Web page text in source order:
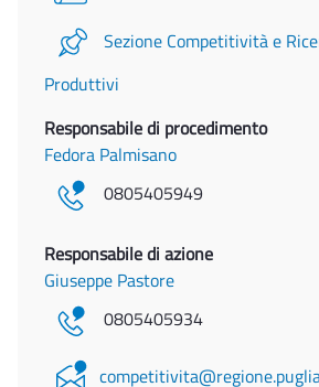
Sezione Competitività e
Produttivi
Responsabile di procedimento
Fedora Palmisano
0805405949
Responsabile di azione
Giuseppe Pastore
0805405934